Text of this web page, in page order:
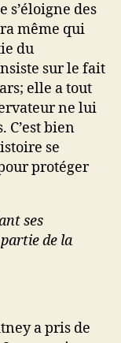
s’éloigne des
même qui
du
sur le fait
elle a tout
ne lui
C’est bien
se
protéger
ses
de la
a pris de